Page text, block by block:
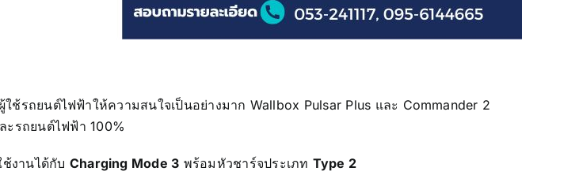
ช้รถยนต์ไฟฟ้าให้ความสนใจเป็นอย่างมาก Wallbox Pulsar Plus และ Commander 2
ะรถยนต์ไฟฟ้า 100%
งานได้กับ Charging Mode 3 พร้อมหัวชาร์จประเภท Type 2